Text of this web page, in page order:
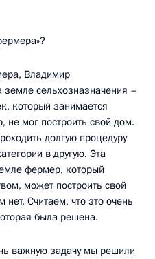
Владимир
сельхозназначения –
который занимается
не мог построить свой дом.
долгую процедуру
в другую. Эта
фермер, который
может построить свой
Считаем, что это очень
была решена.
важную задачу мы решили